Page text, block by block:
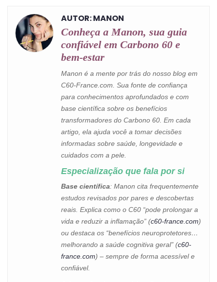
AUTOR: MANON
Conheça a Manon, sua guia
confiável em Carbono 60 e
bem-estar
Manon é a mente por trás do nosso blog em
C60-France.com. Sua fonte de confiança
para conhecimentos aprofundados e com
base científica sobre os benefícios
transformadores do Carbono 60. Em cada
artigo, ela ajuda você a tomar decisões
informadas sobre saúde, longevidade e
cuidados com a pele.
Especialização que fala por si
Base científica: Manon cita frequentemente
estudos revisados por pares e descobertas
reais. Explica como o C60 “pode prolongar a
vida e reduzir a inflamação” (c60-france.com)
ou destaca os “benefícios neuroprotetores…
melhorando a saúde cognitiva geral” (c60-
france.com) – sempre de forma acessível e
confiável.